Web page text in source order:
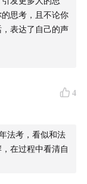
思考，且不论你
表达了自己的声
4
法考，看似和法
在过程中看清自